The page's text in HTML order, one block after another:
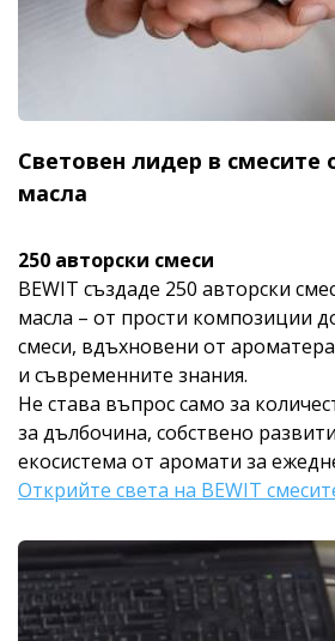
Световен лидер в смесите
масла
250 авторски смеси
BEWIT създаде 250 авторски
масла – от прости композиции
смеси, вдъхновени от
и съвременните знания.
Не става въпрос само за
за дълбочина, собствено
екосистема от аромати за
Открийте света на BEWIT